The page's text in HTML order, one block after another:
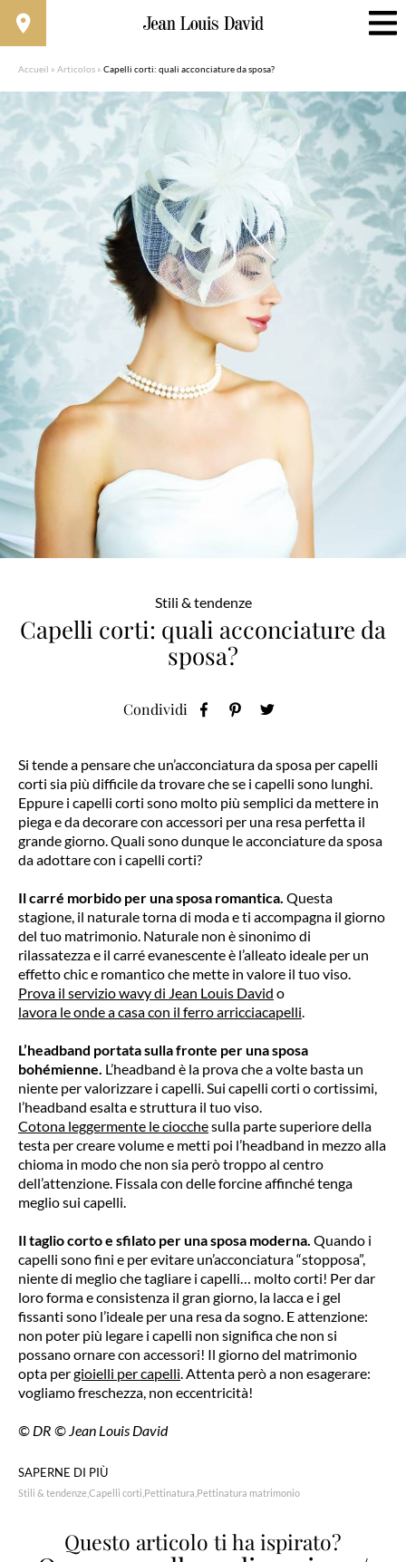
Accueil » Articolos » Capelli corti: quali acconciature da sposa?
Stili & tendenze
Capelli corti: quali acconciature da
sposa?
Condividi
Si tende a pensare che un’acconciatura da sposa per capelli
corti sia più difficile da trovare che se i capelli sono lunghi.
Eppure i capelli corti sono molto più semplici da mettere in
piega e da decorare con accessori per una resa perfetta il
grande giorno. Quali sono dunque le acconciature da sposa
da adottare con i capelli corti?
Il carré morbido per una sposa romantica Questa
stagione, il naturale torna di moda e ti accompagna il giorno
del tuo matrimonio. Naturale non è sinonimo di
rilassatezza e il carré evanescente è l’alleato ideale per un
effetto chic e romantico che mette in valore il tuo viso.
Prova il servizio wavy di Jean Louis David o
lavora le onde a casa con il ferro arricciacapelli
L’headband portata sulla fronte per una sposa
bohémienne L’headband è la prova che a volte basta un
niente per valorizzare i capelli. Sui capelli corti o cortissimi,
l’headband esalta e struttura il tuo viso.
Cotona leggermente le ciocchesulla parte superiore della
testa per creare volume e metti poi l’headband in mezzo alla
chioma in modo che non sia però troppo al centro
dell’attenzione. Fissala con delle forcine affinché tenga
meglio sui capelli.
Il taglio corto e sfilato per una sposa moderna Quando i
capelli sono fini e per evitare un’acconciatura “stopposa”,
niente di meglio che tagliare i capelli… molto corti! Per dar
loro forma e consistenza il gran giorno, la lacca e i gel
fissanti sono l’ideale per una resa da sogno. E attenzione:
non poter più legare i capelli non significa che non si
possano ornare con accessori! Il giorno del matrimonio
opta pergioielli per capelli . Attenta però a non esagerare:
vogliamo freschezza, non eccentricità!
© DR © Jean Louis David
SAPERNE DI PIÙ
Stili & tendenze Capelli corti Pettinatura Pettinatura matrimonio
Questo articolo ti ha ispirato?